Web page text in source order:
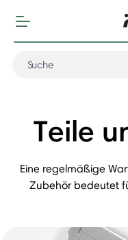
Teile
Eine regelmäßige
Zubehör bedeutet